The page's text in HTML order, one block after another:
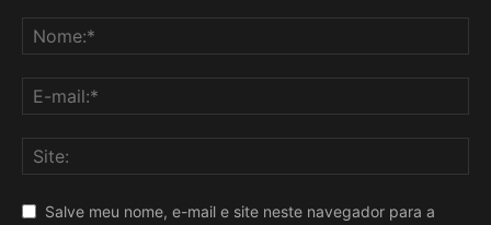
Salve meu nome, e-mail e site neste navegador para a